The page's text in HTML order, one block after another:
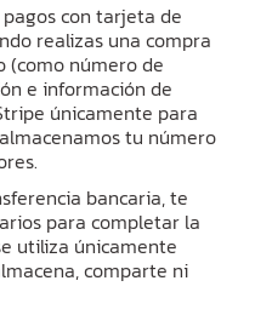
con tarjeta de
realizas una compra
(como número de
e información de
únicamente para
tu número
bancaria, te
para completar la
utiliza únicamente
comparte ni